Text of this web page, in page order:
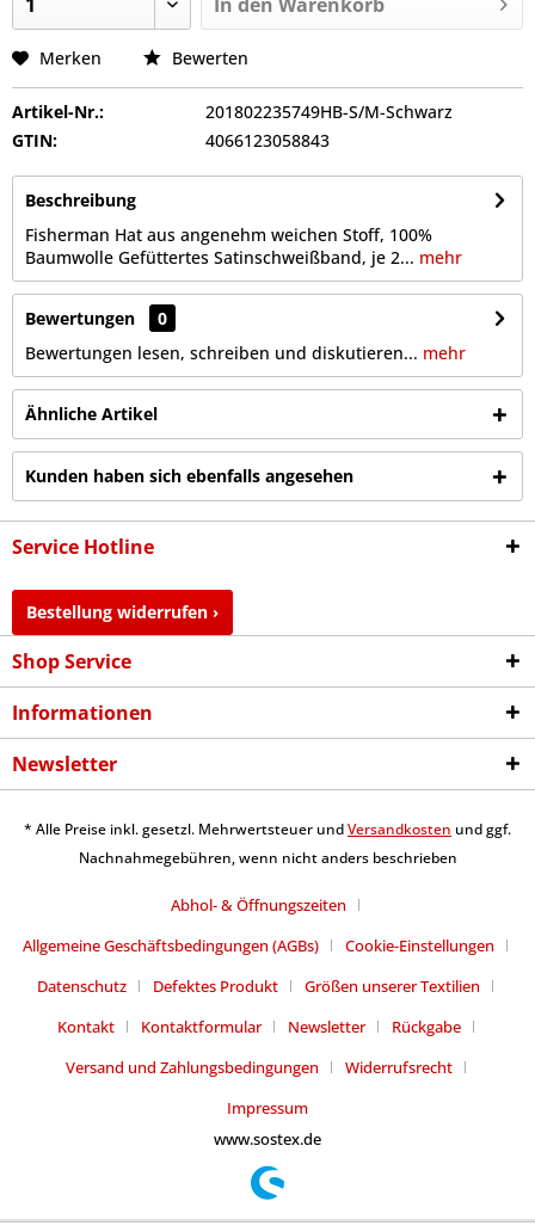
Merken Bewerten
Artikel-Nr.:
201802235749HB-S/M-Schwarz
GTIN:
4066123058843
Beschreibung
Fisherman Hat aus angenehm weichen Stoff, 100%
Baumwolle Gefüttertes Satinschweißband, je 2... mehr
Bewertungen
0
Bewertungen lesen, schreiben und diskutieren... mehr
Ähnliche Artikel
Kunden haben sich ebenfalls angesehen
Service Hotline
Bestellung widerrufen ›
Shop Service
Informationen
Newsletter
* Alle Preise inkl. gesetzl. Mehrwertsteuer undVersandkosten und ggf.
Nachnahmegebühren, wenn nicht anders beschrieben
Abhol- & Öffnungszeiten
Allgemeine Geschäftsbedingungen (AGBs)
Cookie-Einstellungen
Datenschutz
Defektes Produkt
Größen unserer Textilien
Kontakt
Kontaktformular Newsletter
Rückgabe
Versand und Zahlungsbedingungen
Widerrufsrecht
Impressum
www.sostex.de